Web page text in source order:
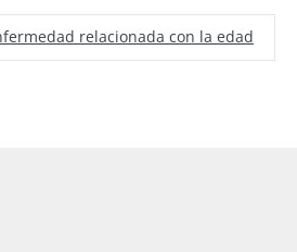
relacionada con la edad
o el skyr,...
Más información